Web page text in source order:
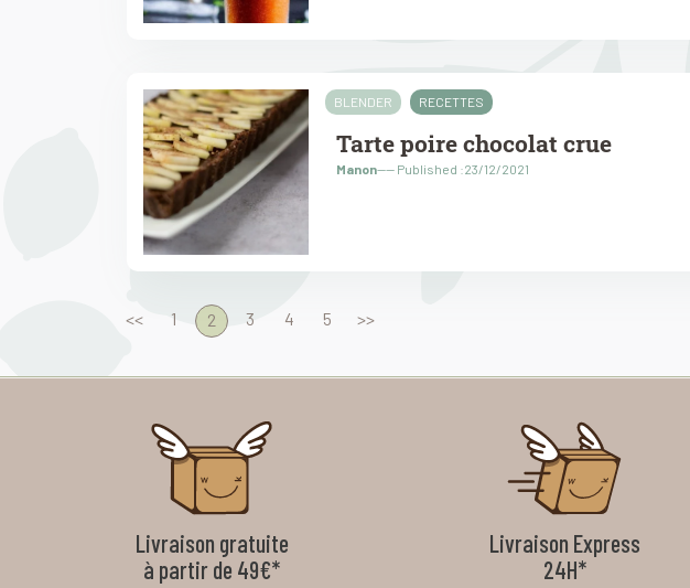
BLENDER RECETTES
Tarte poire chocolat crue
Manon---- Published :23/12/2021
<< 1 2 3 4 5 >>
Livraison gratuite
à partir de 49€*
Livraison Express
24H*